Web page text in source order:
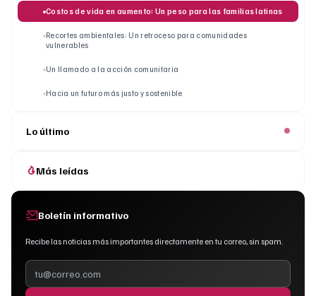
Costos de vida en aumento: Un peso para las familias latinas
Recortes ambientales: Un retroceso para comunidades
vulnerables
Un llamado a la acción comunitaria
Hacia un futuro más justo y sostenible
Lo último
Más leídas
Boletín informativo
Recibe las noticias más importantes directamente en tu correo, sin spam.